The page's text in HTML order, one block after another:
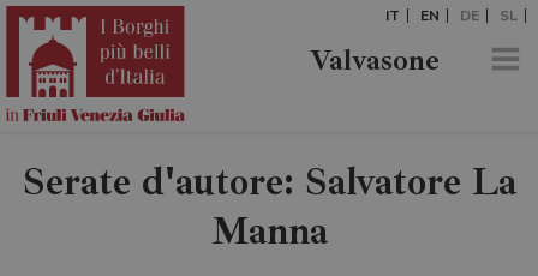
IT EN DE SL
Valvasone
Serate d'autore: Salvatore La
Manna